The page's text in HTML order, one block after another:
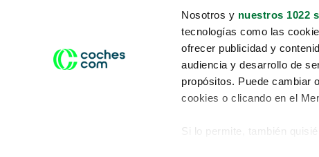
Nosotros y nuestros 1022
tecnologías como las
ofrecer publicidad y
audiencia y desarrollo de
propósitos. Puede cambiar
cookies o clicando en el
Si lo permite, también
Conduce tu futuro,
desata tu movilidad